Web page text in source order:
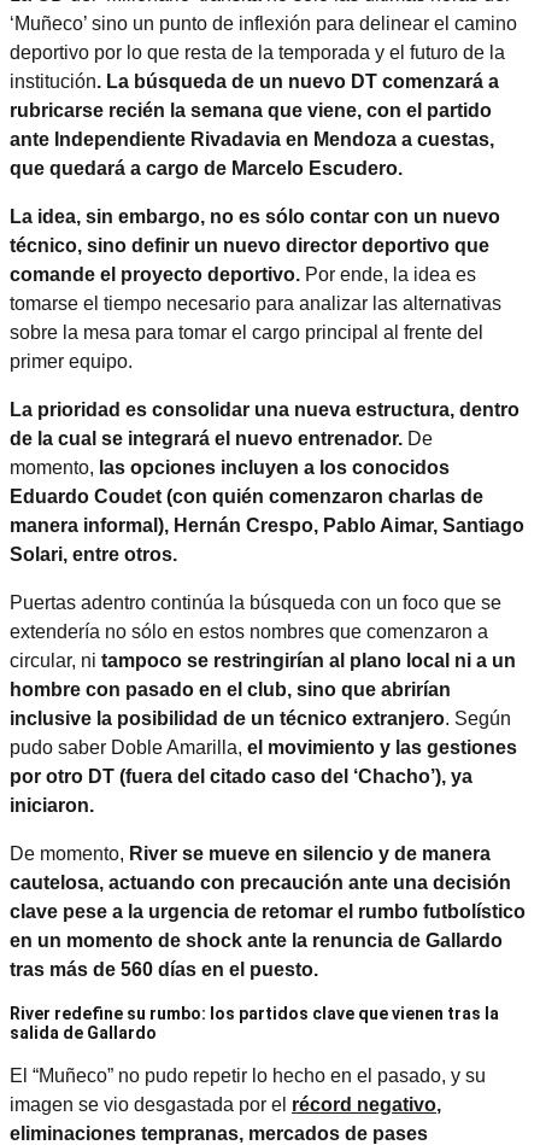
‘Muñeco’ sino un punto de inflexión para delinear el camino
deportivo por lo que resta de la temporada y el futuro de la
institución. La búsqueda de un nuevo DT comenzará a
rubricarse recién la semana que viene, con el partido
ante Independiente Rivadavia en Mendoza a cuestas,
que quedará a cargo de Marcelo Escudero.
La idea, sin embargo, no es sólo contar con un nuevo
técnico, sino definir un nuevo director deportivo que
comande el proyecto deportivo. Por ende, la idea es
tomarse el tiempo necesario para analizar las alternativas
sobre la mesa para tomar el cargo principal al frente del
primer equipo.
La prioridad es consolidar una nueva estructura, dentro
de la cual se integrará el nuevo entrenador. De
momento, las opciones incluyen a los conocidos
Eduardo Coudet (con quién comenzaron charlas de
manera informal), Hernán Crespo, Pablo Aimar, Santiago
Solari, entre otros.
Puertas adentro continúa la búsqueda con un foco que se
extendería no sólo en estos nombres que comenzaron a
circular, ni tampoco se restringirían al plano local ni a un
hombre con pasado en el club, sino que abrirían
inclusive la posibilidad de un técnico extranjero. Según
pudo saber Doble Amarilla, el movimiento y las gestiones
por otro DT (fuera del citado caso del ‘Chacho’), ya
iniciaron.
De momento, River se mueve en silencio y de manera
cautelosa, actuando con precaución ante una decisión
clave pese a la urgencia de retomar el rumbo futbolístico
en un momento de shock ante la renuncia de Gallardo
tras más de 560 días en el puesto.
River redefine su rumbo: los partidos clave que vienen tras la
salida de Gallardo
El “Muñeco” no pudo repetir lo hecho en el pasado, y su
imagen se vio desgastada por el récord negativo,
eliminaciones tempranas, mercados de pases